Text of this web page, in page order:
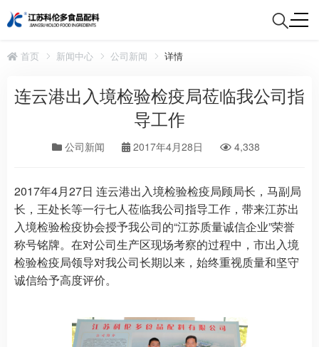
首页 新闻中心 公司新闻 详情
连云港出入境检验检疫局莅临我公司指
导工作
公司新闻 2017年4月28日 4,338
2017年4月27日 连云港出入境检验检疫局顾局长，马副局
长，王处长等一行七人莅临我公司指导工作，带来江苏出
入境检验检疫协会授予我公司的“江苏质量诚信企业”荣誉
称号铭牌。在对公司生产区现场考察的过程中，市出入境
检验检疫局领导对我公司长期以来，始终重视质量和坚守
诚信给予高度评价。